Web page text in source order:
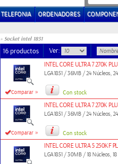
TELEFONIA ORDENADORES
» Socket intel 1851
16 productos Ver:
Comparar »
INTEL CORE ULTRA 7 270K
LGA1851 / 36MB / 24 Núcleos,
Con stock
Comparar »
INTEL CORE ULTRA 7 270K
LGA1851 / 36MB / 24 Núcleos,
Con stock
INTEL CORE ULTRA 5 250KF
LGA1851 / 30MB / 18 Núcleos,